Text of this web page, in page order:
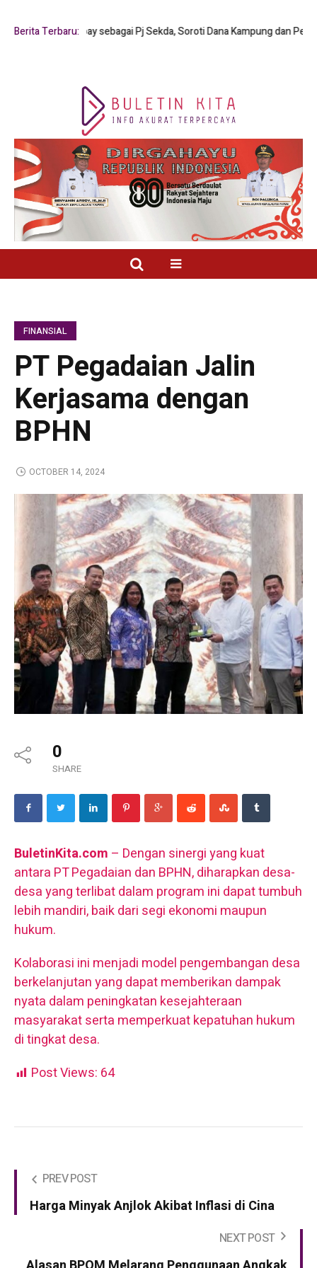
Berita Terbaru:
Y. Mambay sebagai Pj Sekda, Soroti Dana Kampung dan Pelayanan
FINANSIAL
PT Pegadaian Jalin
Kerjasama dengan
BPHN
OCTOBER 14, 2024
0
SHARE
BuletinKita.com – Dengan sinergi yang kuat
antara PT Pegadaian dan BPHN, diharapkan desa-
desa yang terlibat dalam program ini dapat tumbuh
lebih mandiri, baik dari segi ekonomi maupun
hukum.
Kolaborasi ini menjadi model pengembangan desa
berkelanjutan yang dapat memberikan dampak
nyata dalam peningkatan kesejahteraan
masyarakat serta memperkuat kepatuhan hukum
di tingkat desa.
Post Views: 64
PREV POST
Harga Minyak Anjlok Akibat Inflasi di Cina
NEXT POST